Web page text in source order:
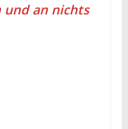
und an nichts